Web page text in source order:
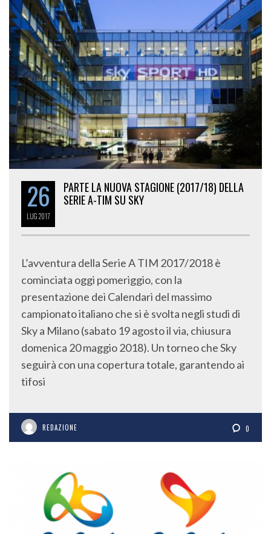
26
LUG2017
PARTE LA NUOVA STAGIONE (2017/18) DELLA
SERIE A-TIM SU SKY
L’avventura della Serie A TIM 2017/2018 è
cominciata oggi pomeriggio, con la
presentazione dei Calendari del massimo
campionato italiano che si è svolta negli studi di
Sky a Milano (sabato 19 agosto il via, chiusura
domenica 20 maggio 2018). Un torneo che Sky
seguirà con una copertura totale, garantendo ai
tifosi
REDAZIONE 0